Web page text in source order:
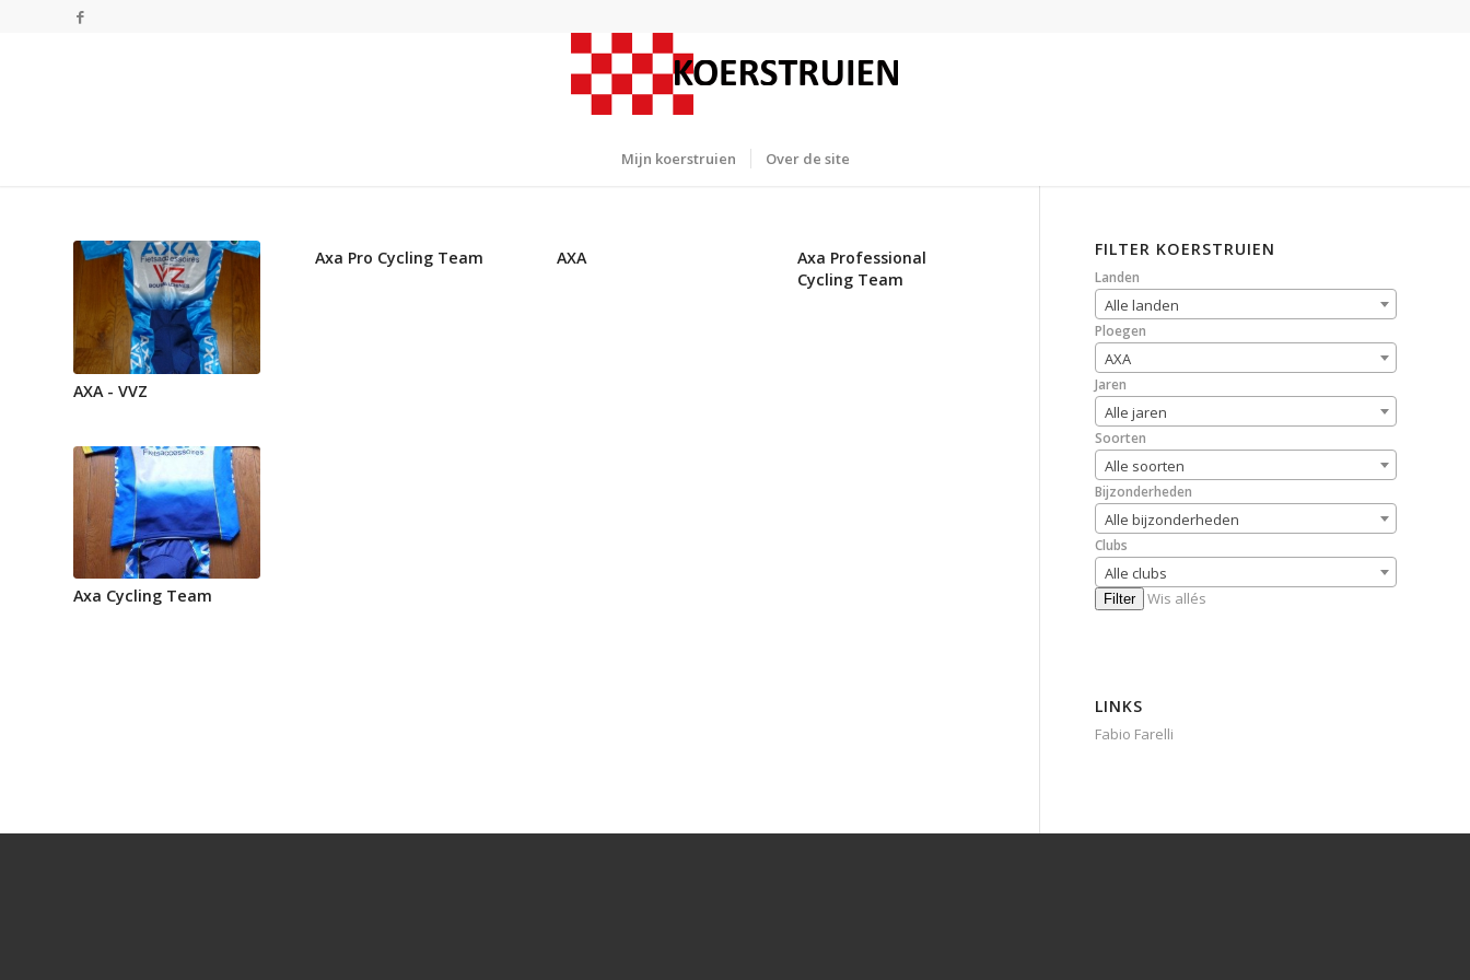
Mijn koerstruien Over de site
AXA - VVZ
Axa Pro Cycling Team AXA
Axa Professional
Cycling Team
Axa Cycling Team
FILTER KOERSTRUIEN
Landen
Alle landen
Ploegen
AXA
Jaren
Alle jaren
Soorten
Alle soorten
Bijzonderheden
Alle bijzonderheden
Clubs
Alle clubs
Filter Wis allés
LINKS
Fabio Farelli